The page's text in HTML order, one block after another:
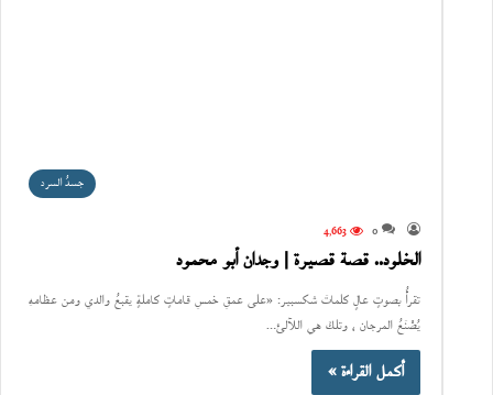
جسدُ السرد
0 4٬663
الخلود.. قصة قصيرة | وجدان أبو محمود
تقرأُ بصوتٍ عالٍ كلماتَ شكسبير: «على عمقِ خمسِ قاماتٍ كاملةٍ يقبعُ والدي ومن عظامهِ
يُصْنَعُ المرجان ، وتلكَ هي اللآلئ…
أكمل القراءة »